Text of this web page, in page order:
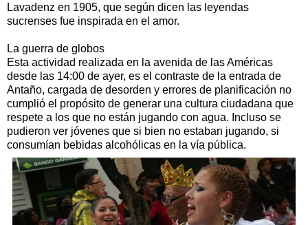
Lavadenz en 1905, que según dicen las leyendas
sucrenses fue inspirada en el amor.
La guerra de globos
Esta actividad realizada en la avenida de las Américas
desde las 14:00 de ayer, es el contraste de la entrada de
Antaño, cargada de desorden y errores de planificación no
cumplió el propósito de generar una cultura ciudadana que
respete a los que no están jugando con agua. Incluso se
pudieron ver jóvenes que si bien no estaban jugando, si
consumían bebidas alcohólicas en la vía pública.